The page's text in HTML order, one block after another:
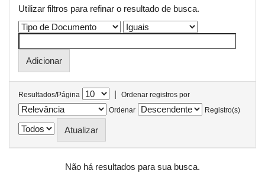
Utilizar filtros para refinar o resultado de busca.
Resultados/Página |
Ordenar registros por
Ordenar
Registro(s)
Não há resultados para sua busca.